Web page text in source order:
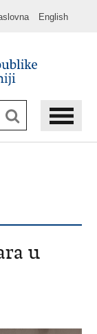
English
u